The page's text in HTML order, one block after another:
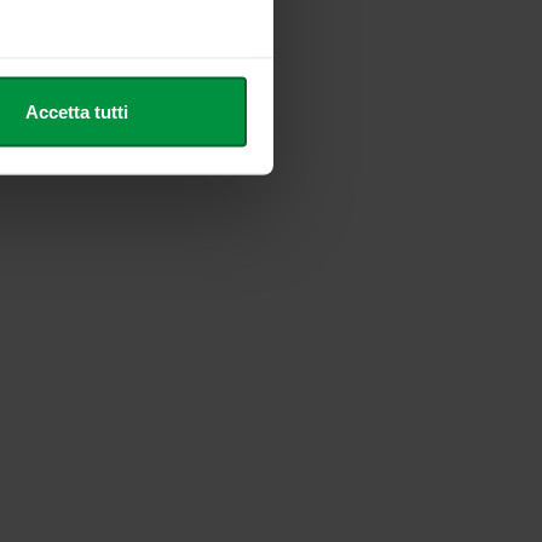
(impronte digitali).
partner che si occupano
Accetta tutti